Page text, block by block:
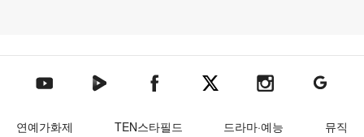
텐아시아 유튜브텐아시아 네이버TV텐아시아 페이스북텐아시아 엑스텐아시아 인스타그램
텐아시아
연예가화제 TEN스타필드 드라마·예능
뮤직